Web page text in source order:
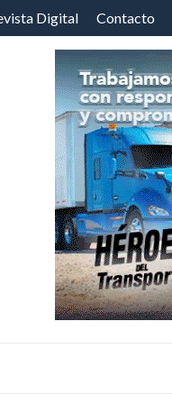
Digital Contacto